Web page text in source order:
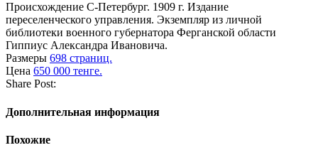
Происхождение С-Петербург. 1909 г. Издание
переселенческого управления. Экземпляр из личной
библиотеки военного губернатора Ферганской области
Гиппиус Александра Ивановича.
Размеры 698 страниц.
Цена 650 000 тенге.
Share Post:
Дополнительная информация
Похожие